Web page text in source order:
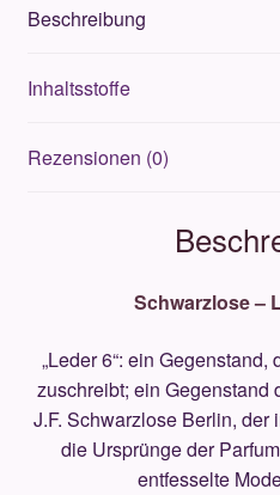
Beschreibung
Inhaltsstoffe
Rezensionen (0)
Schwarzlose –
„Leder 6“: ein
zuschreibt; ein Gegenstand
J.F. Schwarzlose Berlin,
die Ursprünge der
entfesselte